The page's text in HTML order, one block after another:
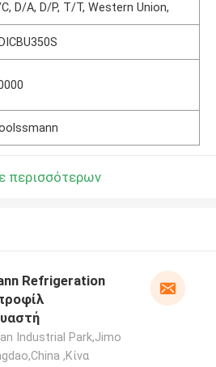
D/A, D/P, T/T, Western Union,
περισσότερων
Refrigeration
Industrial Park,Jimo
,Κίνα